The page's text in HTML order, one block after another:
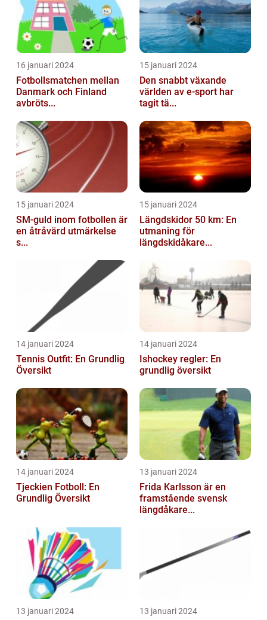
16 januari 2024
Fotbollsmatchen mellan
Danmark och Finland
avbröts...
15 januari 2024
Den snabbt växande
världen av e-sport har
tagit tä...
15 januari 2024
SM-guld inom fotbollen är
en åtråvärd utmärkelse
s...
15 januari 2024
Längdskidor 50 km: En
utmaning för
längdskidåkare...
14 januari 2024
Tennis Outfit: En Grundlig
Översikt
14 januari 2024
Ishockey regler: En
grundlig översikt
14 januari 2024
Tjeckien Fotboll: En
Grundlig Översikt
13 januari 2024
Frida Karlsson är en
framstående svensk
längdåkare...
13 januari 2024 13 januari 2024